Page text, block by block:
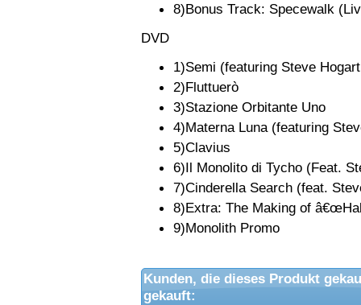
8)Bonus Track: Specewalk
DVD
1)Semi (featuring Steve
2)Fluttuerò
3)Stazione Orbitante Uno
4)Materna Luna (featuring
5)Clavius
6)Il Monolito di Tycho (Feat.
7)Cinderella Search (feat.
8)Extra: The Making of
9)Monolith Promo
Kunden, die dieses Produkt
gekauft: